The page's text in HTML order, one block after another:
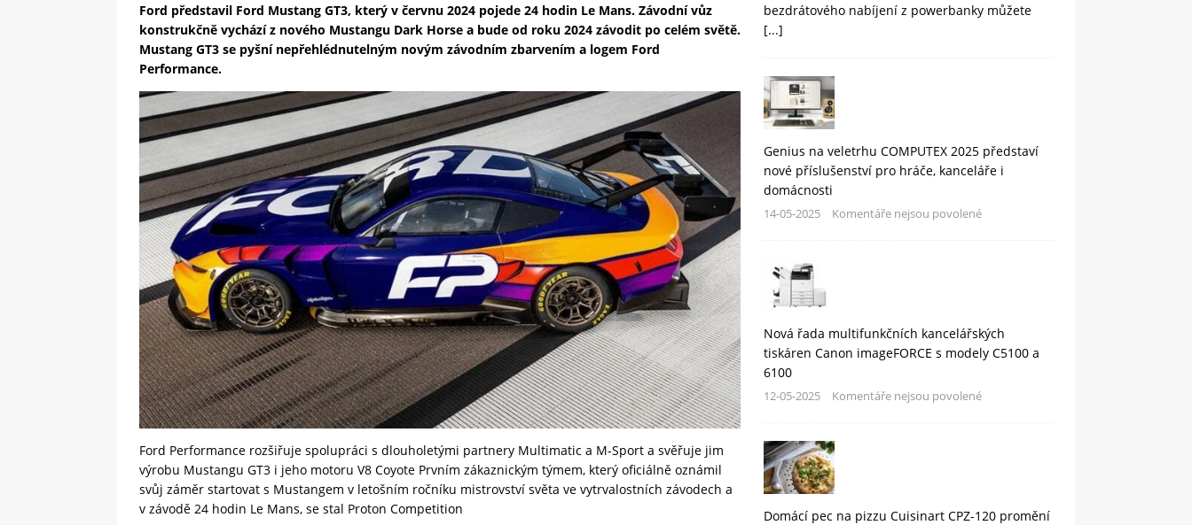
Ford představil Ford Mustang GT3, který v červnu 2024 pojede 24 hodin Le Mans. Závodní vůz
konstrukčně vychází z nového Mustangu Dark Horse a bude od roku 2024 závodit po celém světě.
Mustang GT3 se pyšní nepřehlédnutelným novým závodním zbarvením a logem Ford
Performance.
Ford Performance rozšiřuje spolupráci s dlouholetými partnery Multimatic a M-Sport a svěřuje jim
výrobu Mustangu GT3 i jeho motoru V8 Coyote Prvním zákaznickým týmem, který oficiálně oznámil
svůj záměr startovat s Mustangem v letošním ročníku mistrovství světa ve vytrvalostních závodech a
v závodě 24 hodin Le Mans, se stal Proton Competition
bezdrátového nabíjení z powerbanky můžete
[...]
Genius na veletrhu COMPUTEX 2025 představí
nové příslušenství pro hráče, kanceláře i
domácnosti
14-05-2025 Komentáře nejsou povolené
Nová řada multifunkčních kancelářských
tiskáren Canon imageFORCE s modely C5100 a
6100
12-05-2025 Komentáře nejsou povolené
Domácí pec na pizzu Cuisinart CPZ-120 promění